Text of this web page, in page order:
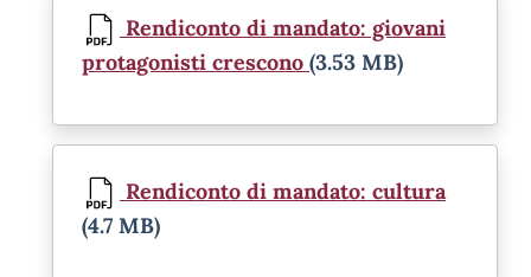
Rendiconto di mandato: giovani
protagonisti crescono (3.53 MB)
Rendiconto di mandato: cultura
(4.7 MB)